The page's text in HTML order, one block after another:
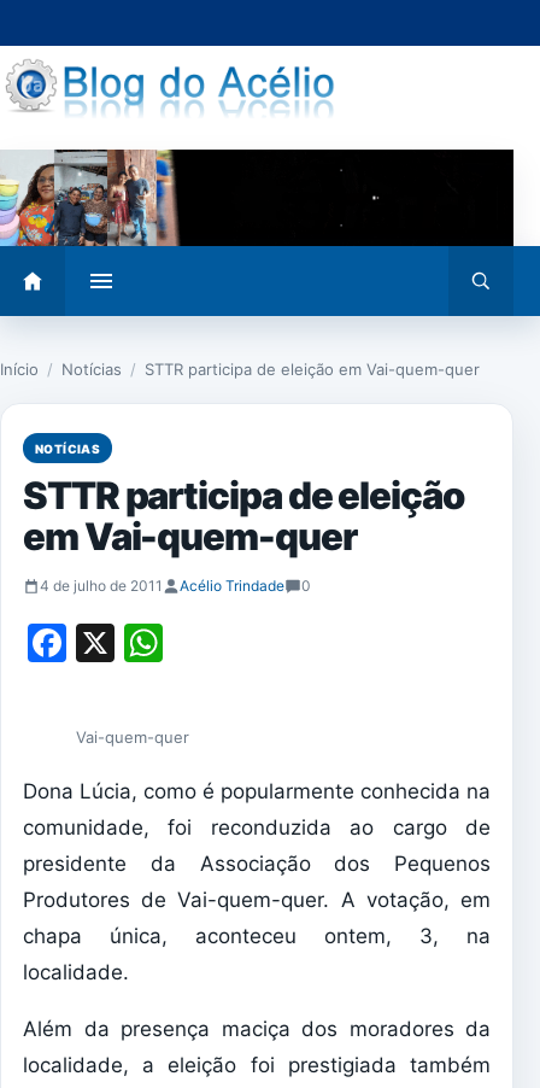
para
o
conteúdo
menu
busca
Início / Notícias / STTR participa de eleição em Vai-quem-quer
NOTÍCIAS
STTR participa de eleição
em Vai-quem-quer
4 de julho de 2011 Acélio Trindade 0
Facebook
X
Vai-quem-quer
Dona Lúcia, como é popularmente conhecida na
comunidade, foi reconduzida ao cargo de
presidente da Associação dos Pequenos
Produtores de Vai-quem-quer. A votação, em
chapa única, aconteceu ontem, 3, na
localidade.
Além da presença maciça dos moradores da
localidade, a eleição foi prestigiada também